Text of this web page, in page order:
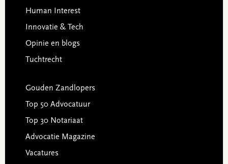
Human Interest
Innovatie & Tech
Opinie en blogs
Tuchtrecht
Gouden Zandlopers
Top 50 Advocatuur
Top 30 Notariaat
Advocatie Magazine
Vacatures